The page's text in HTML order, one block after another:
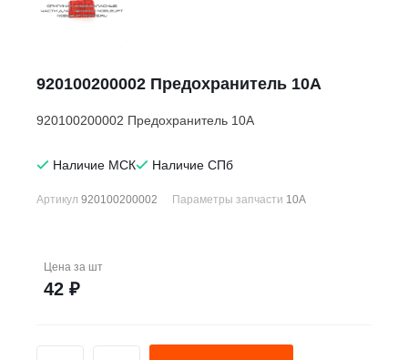
920100200002 Предохранитель 10A
920100200002 Предохранитель 10A
Наличие МСК Наличие СПб
Артикул 920100200002 Параметры запчасти 10А
Цена за шт
42 ₽